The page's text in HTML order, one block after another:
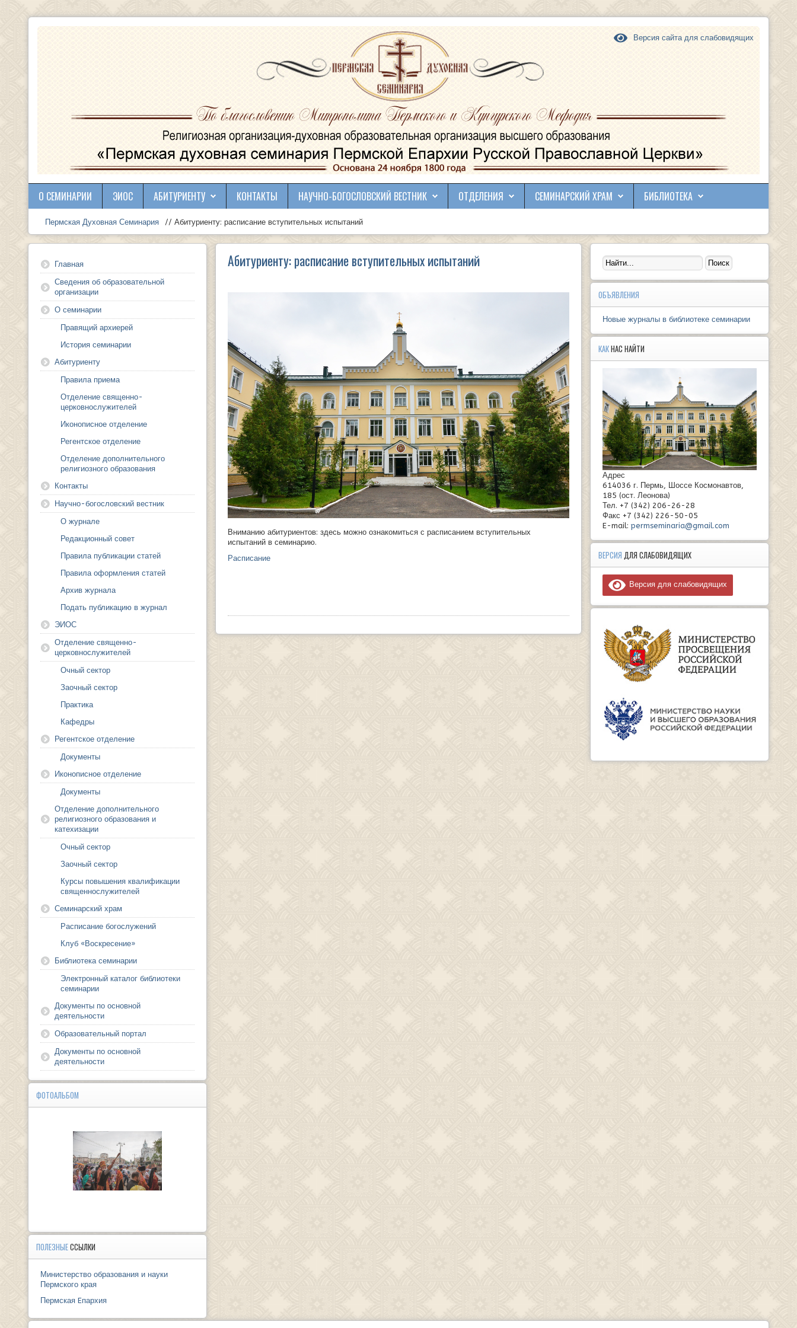
Версия сайта для слабовидящих
О СЕМИНАРИИ ЭИОС АБИТУРИЕНТУ КОНТАКТЫ НАУЧНО-БОГОСЛОВСКИЙ ВЕСТНИК ОТДЕЛЕНИЯ СЕМИНАРСКИЙ ХРАМ БИБЛИОТЕКА
Пермская Духовная Семинария // Абитуриенту: расписание вступительных испытаний
Абитуриенту: расписание вступительных испытаний
Вниманию абитуриентов: здесь можно ознакомиться с расписанием вступительных
испытаний в семинарию.
Расписание
Главная
Сведения об образовательной
организации
О семинарии
Правящий архиерей
История семинарии
Абитуриенту
Правила приема
Отделение священно-
церковнослужителей
Иконописное отделение
Регентское отделение
Отделение дополнительного
религиозного образования
Контакты
Научно-богословский вестник
О журнале
Редакционный совет
Правила публикации статей
Правила оформления статей
Архив журнала
Подать публикацию в журнал
ЭИОС
Отделение священно-
церковнослужителей
Очный сектор
Заочный сектор
Практика
Кафедры
Регентское отделение
Документы
Иконописное отделение
Документы
Отделение дополнительного
религиозного образования и
катехизации
Очный сектор
Заочный сектор
Курсы повышения квалификации
священнослужителей
Семинарский храм
Расписание богослужений
Клуб «Воскресение»
Библиотека семинарии
Электронный каталог библиотеки
семинарии
Документы по основной
деятельности
Образовательный портал
Документы по основной
деятельности
ФОТОАЛЬБОМ
ПОЛЕЗНЫЕССЫЛКИ
Министерство образования и науки
Пермского края
Пермская Eпархия
ОБЪЯВЛЕНИЯ
Новые журналы в библиотеке семинарии
КАКНАС НАЙТИ
Адрес
614036 г. Пермь, Шоссе Космонавтов,
185 (ост. Леонова)
Тел. +7 (342) 206-26-28
Факс +7 (342) 226-50-05
E-mail: permseminaria@gmail.com
ВЕРСИЯ ДЛЯ СЛАБОВИДЯЩИХ
Версия для слабовидящих